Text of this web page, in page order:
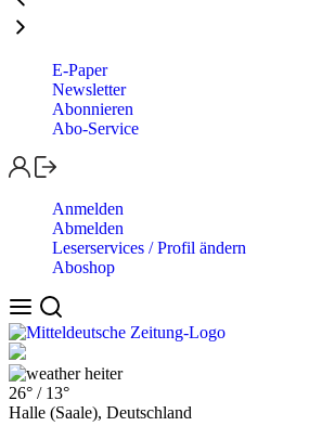
E-Paper
Newsletter
Abonnieren
Abo-Service
Anmelden
Abmelden
Leserservices / Profil ändern
Aboshop
heiter
26° / 13°
Halle (Saale), Deutschland